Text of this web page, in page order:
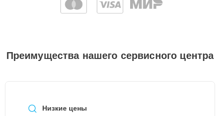
Преимущества нашего сервисного центра
Низкие цены